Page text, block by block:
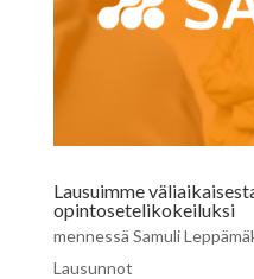
Lausuimme
opintosetelikokeiluksi
mennessä Samuli
Lausunnot